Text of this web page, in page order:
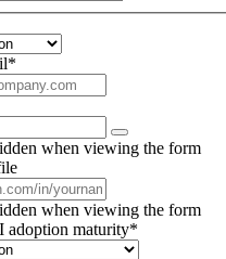
*
when viewing the form
when viewing the form
adoption maturity*